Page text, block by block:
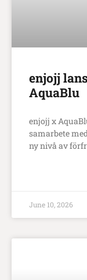
enjojj
AquaBlu
enjojj x
samarbete
ny nivå av
June 10, 2026